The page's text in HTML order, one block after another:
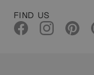
FIND US